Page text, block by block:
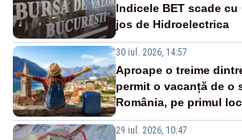
Indicele BET scade
jos de Hidroelectrica
30 iul. 2026, 14:57
Aproape o treime
permit o vacanță de o
România, pe primul
29 iul. 2026, 10:47